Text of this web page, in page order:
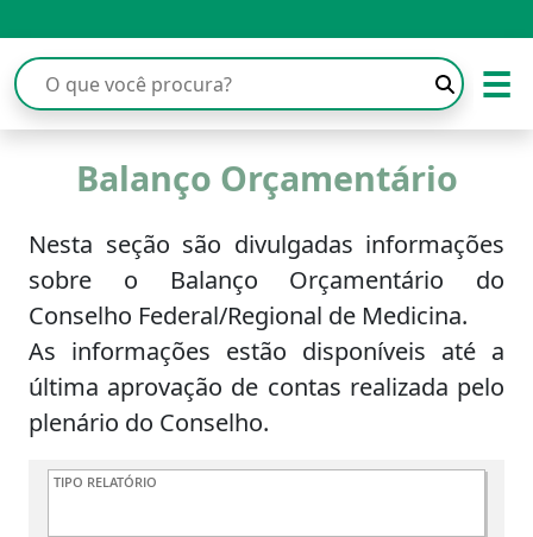
☰
Balanço Orçamentário
Nesta seção são divulgadas informações
sobre o Balanço Orçamentário do
Conselho Federal/Regional de Medicina.
As informações estão disponíveis até a
última aprovação de contas realizada pelo
plenário do Conselho.